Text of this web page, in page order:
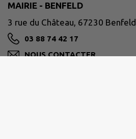
MAIRIE - BENFELD
3 rue du Château, 67230 Benfeld
03 88 74 42 17
NOUS CONTACTER